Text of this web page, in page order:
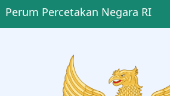
Perum Percetakan Negara RI